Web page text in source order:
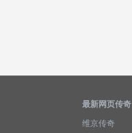
最新网页传奇
维京传奇